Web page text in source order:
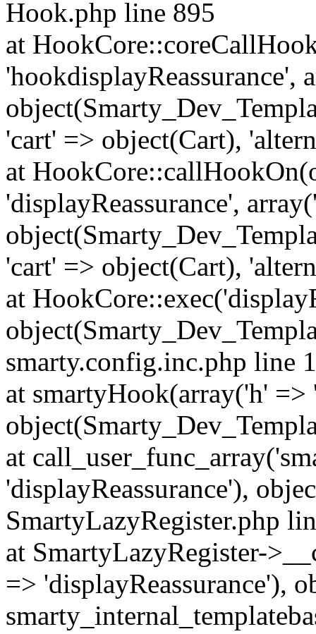
Hook.php line 895
at
'hookdisplayReassurance',
'cart' => object(Cart),
at
'displayReassurance',
'cart' => object(Cart),
at
smarty.config.inc.php line
at smartyHook(array('h' =>
at
'displayReassurance'),
SmartyLazyRegister.php
at SmartyLazyRegister-
=> 'displayReassurance'),